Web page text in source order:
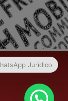
Fluminense
Jurídico